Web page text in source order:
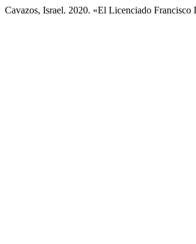
Cavazos, Israel. 2020. «El Licenciado